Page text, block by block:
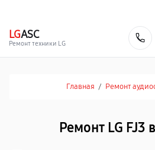
LGASC
Ремонт техники LG
Главная / Ремонт
Ремонт LG FJ3